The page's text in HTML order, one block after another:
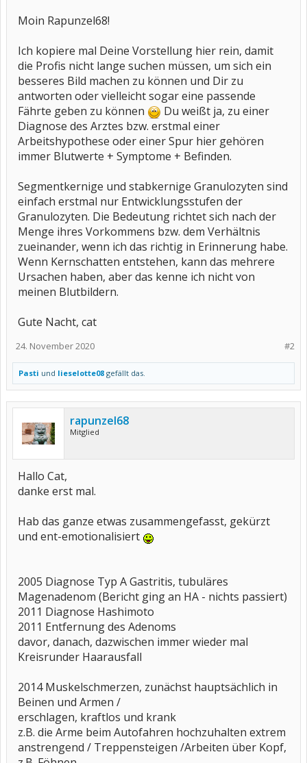
Moin Rapunzel68!
Ich kopiere mal Deine Vorstellung hier rein, damit
die Profis nicht lange suchen müssen, um sich ein
besseres Bild machen zu können und Dir zu
antworten oder vielleicht sogar eine passende
Fährte geben zu können
Du weißt ja, zu einer
Diagnose des Arztes bzw. erstmal einer
Arbeitshypothese oder einer Spur hier gehören
immer Blutwerte + Symptome + Befinden.
Segmentkernige und stabkernige Granulozyten sind
einfach erstmal nur Entwicklungsstufen der
Granulozyten. Die Bedeutung richtet sich nach der
Menge ihres Vorkommens bzw. dem Verhältnis
zueinander, wenn ich das richtig in Erinnerung habe.
Wenn Kernschatten entstehen, kann das mehrere
Ursachen haben, aber das kenne ich nicht von
meinen Blutbildern.
Gute Nacht, cat
#2
24. November 2020
Pasti und lieselotte08 gefällt das.
rapunzel68
Mitglied
Hallo Cat,
danke erst mal.
Hab das ganze etwas zusammengefasst, gekürzt
und ent-emotionalisiert
2005 Diagnose Typ A Gastritis, tubuläres
Magenadenom (Bericht ging an HA - nichts passiert)
2011 Diagnose Hashimoto
2011 Entfernung des Adenoms
davor, danach, dazwischen immer wieder mal
Kreisrunder Haarausfall
2014 Muskelschmerzen, zunächst hauptsächlich in
Beinen und Armen /
erschlagen, kraftlos und krank
z.B. die Arme beim Autofahren hochzuhalten extrem
anstrengend / Treppensteigen /Arbeiten über Kopf,